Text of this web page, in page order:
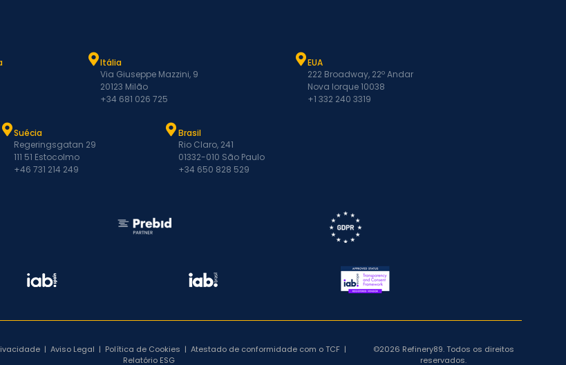
Itália
Via Giuseppe Mazzini, 9
20123 Milão
+34 681 026 725
EUA
222 Broadway, 22º Andar
Nova Iorque 10038
+1 332 240 3319
Suécia
Regeringsgatan 29
111 51 Estocolmo
+46 731 214 249
Brasil
Rio Claro, 241
01332-010 São Paulo
+34 650 828 529
|Aviso Legal | Política de Cookies |Atestado de conformidade com o TCF |
Relatório ESG
©2026 Refinery89. Todos os direitos
reservados.